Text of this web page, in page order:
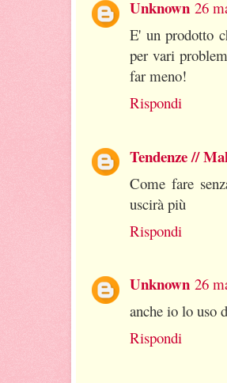
Unknown 26
E' un prodotto
per vari
far meno!
Rispondi
Tendenze //
Come fare
uscirà più
Rispondi
Unknown 26
anche io lo uso
Rispondi